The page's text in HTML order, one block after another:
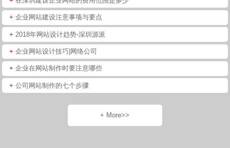
+ 企业网站建设注意事项与要点
+ 2018年网站设计趋势-深圳源派
+ 企业网站设计技巧|网络公司
+ 企业在网站制作时要注意哪些
+ 公司网站制作的七个步骤
+ More>>